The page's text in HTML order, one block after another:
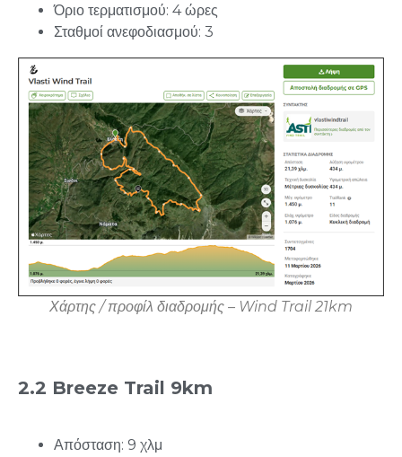
Όριο τερματισμού: 4 ώρες
Σταθμοί ανεφοδιασμού: 3
Χάρτης/προφίλ διαδρομής – Wind Trail 21km
2.2 Breeze Trail 9km
Απόσταση: 9 χλμ